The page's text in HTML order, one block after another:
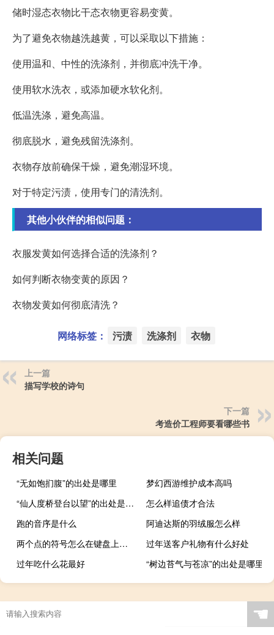
储时湿态衣物比干态衣物更容易变黄。
为了避免衣物越洗越黄，可以采取以下措施：
使用温和、中性的洗涤剂，并彻底冲洗干净。
使用软水洗衣，或添加硬水软化剂。
低温洗涤，避免高温。
彻底脱水，避免残留洗涤剂。
衣物存放前确保干燥，避免潮湿环境。
对于特定污渍，使用专门的清洗剂。
其他小伙伴的相似问题：
衣服发黄如何选择合适的洗涤剂？
如何判断衣物变黄的原因？
衣物发黄如何彻底清洗？
网络标签： 污渍 洗涤剂 衣物
上一篇
描写学校的诗句
下一篇
考造价工程师要看哪些书
相关问题
“无如饱扪腹”的出处是哪里
梦幻西游维护成本高吗
“仙人度桥登台以望”的出处是哪里
怎么样追债才合法
跑的音序是什么
阿迪达斯的羽绒服怎么样
两个点的符号怎么在键盘上打出来（两个点的符号）
过年送客户礼物有什么好处
过年吃什么花最好
“树边苔气与苍凉”的出处是哪里
☚